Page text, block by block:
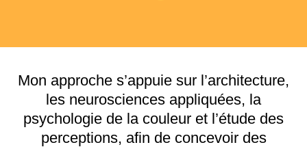
Mon approche s’appuie sur l’architecture,
les neurosciences appliquées, la
psychologie de la couleur et l’étude des
perceptions, afin de concevoir des